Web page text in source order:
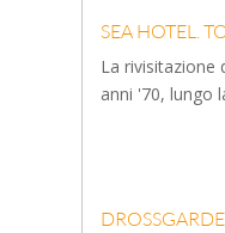
SEA HOTEL.
La rivisitazione
anni '70, lungo